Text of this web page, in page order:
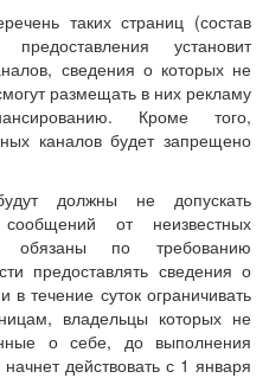
таких страниц (состав
установит
сведения о которых не
размещать в них рекламу
Кроме того,
каналов будет запрещено
должны не допускать
от неизвестных
обязаны по требованию
предоставлять сведения о
течение суток ограничивать
владельцы которых не
о себе, до выполнения
действовать с 1 января